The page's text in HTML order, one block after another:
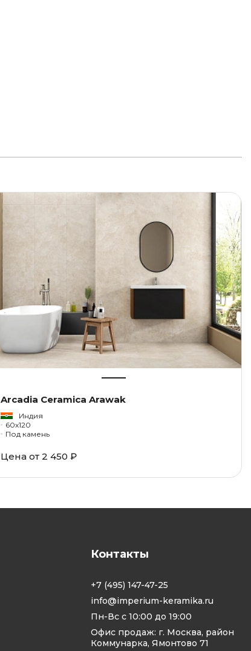
Arcadia Ceramica Arawak
Индия
60x120
Под камень
Цена от 2 450 ₽
Контакты
+7 (495) 147-47-25
info@imperium-keramika.ru
Пн-Вс с 10:00 до 19:00
Офис продаж: г. Москва, район
Коммунарка, Ямонтово 71